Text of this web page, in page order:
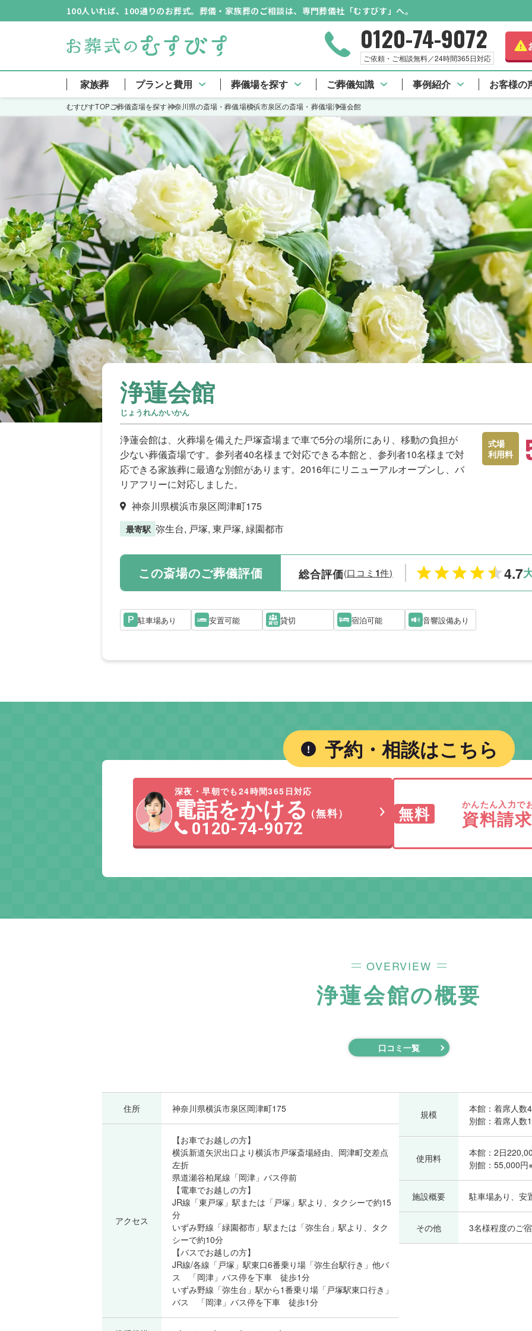
100人いれば、100通りのお葬式。葬儀・家族葬のご相談は、専門葬儀社「むすびす」へ。
0120-74-9072
ご依頼・ご相談無料／24時間365日対応
家族葬 プランと費用 葬儀場を探す ご葬儀知識 事例紹介 お客様の
むすびすTOPご葬儀斎場を探す神奈川県の斎場・葬儀場横浜市泉区の斎場・葬儀場浄蓮会館
浄蓮会館
じょうれんかいかん
浄蓮会館は、火葬場を備えた戸塚斎場まで車で5分の場所にあり、移動の負担が
少ない葬儀斎場です。参列者40名様まで対応できる本館と、参列者10名様まで対
応できる家族葬に最適な別館があります。2016年にリニューアルオープンし、バ
リアフリーに対応しました。
神奈川県横浜市泉区岡津町175
最寄駅 弥生台, 戸塚, 東戸塚, 緑園都市
式場
利用料
この斎場のご葬儀評価 総合評価(口コミ 1件) 4.7
駐車場あり 安置可能 貸切 宿泊可能 音響設備あり
予約・相談はこちら
深夜・早朝でも24時間365日対応
電話をかける （無料）
0120-74-9072
無料 かんたん入力で
資料請
OVERVIEW
浄蓮会館の概要
口コミ一覧
住所 神奈川県横浜市泉区岡津町175
アクセス
【お車でお越しの方】
横浜新道矢沢出口より横浜市戸塚斎場経由、岡津町交差点
左折
県道瀬谷柏尾線「岡津」バス停前
【電車でお越しの方】
JR線「東戸塚」駅または「戸塚」駅より、タクシーで約15
分
いずみ野線「緑園都市」駅または「弥生台」駅より、タク
シーで約10分
【バスでお越しの方】
JR線/各線「戸塚」駅東口6番乗り場「弥生台駅行き」他バ
ス 「岡津」バス停を下車 徒歩1分
いずみ野線「弥生台」駅から1番乗り場「戸塚駅東口行き」
バス 「岡津」バス停を下車 徒歩1分
規模
本館：着席人数
別館：着席人数
使用料
本館：2日
別館：55,000円
施設概要 駐車場あり、安
その他 3名様程度のご
浄蓮会館 TOP 口コミ一覧
さらに詳しく